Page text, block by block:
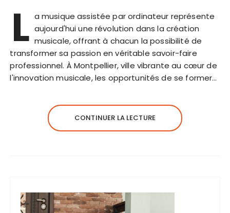
L a musique assistée par ordinateur représente
aujourd'hui une révolution dans la création
musicale, offrant à chacun la possibilité de
transformer sa passion en véritable savoir-faire
professionnel. À Montpellier, ville vibrante au cœur de
l'innovation musicale, les opportunités de se former…
CONTINUER LA LECTURE